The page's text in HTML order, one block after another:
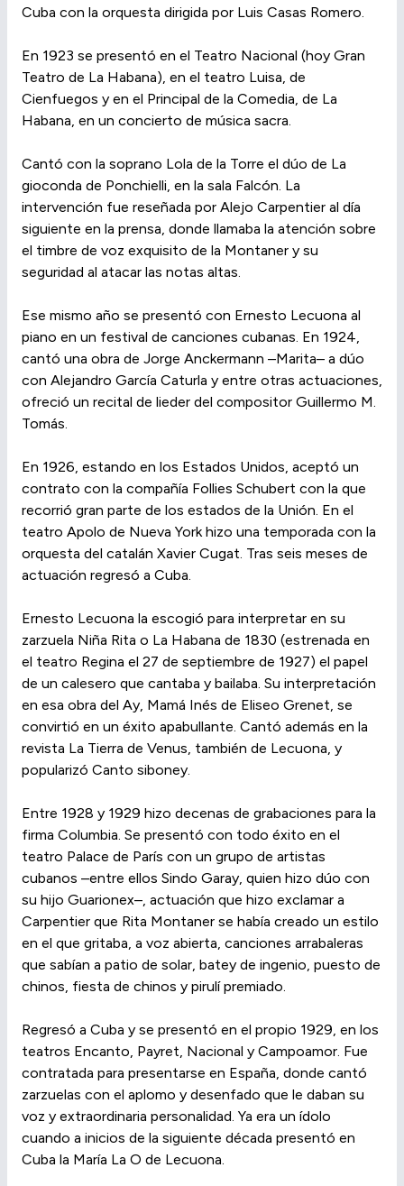
Cuba con la orquesta dirigida por Luis Casas Romero.
En 1923 se presentó en el Teatro Nacional (hoy Gran
Teatro de La Habana), en el teatro Luisa, de
Cienfuegos y en el Principal de la Comedia, de La
Habana, en un concierto de música sacra.
Cantó con la soprano Lola de la Torre el dúo de La
gioconda de Ponchielli, en la sala Falcón. La
intervención fue reseñada por Alejo Carpentier al día
siguiente en la prensa, donde llamaba la atención sobre
el timbre de voz exquisito de la Montaner y su
seguridad al atacar las notas altas.
Ese mismo año se presentó con Ernesto Lecuona al
piano en un festival de canciones cubanas. En 1924,
cantó una obra de Jorge Anckermann –Marita– a dúo
con Alejandro García Caturla y entre otras actuaciones,
ofreció un recital de lieder del compositor Guillermo M.
Tomás.
En 1926, estando en los Estados Unidos, aceptó un
contrato con la compañía Follies Schubert con la que
recorrió gran parte de los estados de la Unión. En el
teatro Apolo de Nueva York hizo una temporada con la
orquesta del catalán Xavier Cugat. Tras seis meses de
actuación regresó a Cuba.
Ernesto Lecuona la escogió para interpretar en su
zarzuela Niña Rita o La Habana de 1830 (estrenada en
el teatro Regina el 27 de septiembre de 1927) el papel
de un calesero que cantaba y bailaba. Su interpretación
en esa obra del Ay, Mamá Inés de Eliseo Grenet, se
convirtió en un éxito apabullante. Cantó además en la
revista La Tierra de Venus, también de Lecuona, y
popularizó Canto siboney.
Entre 1928 y 1929 hizo decenas de grabaciones para la
firma Columbia. Se presentó con todo éxito en el
teatro Palace de París con un grupo de artistas
cubanos –entre ellos Sindo Garay, quien hizo dúo con
su hijo Guarionex–, actuación que hizo exclamar a
Carpentier que Rita Montaner se había creado un estilo
en el que gritaba, a voz abierta, canciones arrabaleras
que sabían a patio de solar, batey de ingenio, puesto de
chinos, fiesta de chinos y pirulí premiado.
Regresó a Cuba y se presentó en el propio 1929, en los
teatros Encanto, Payret, Nacional y Campoamor. Fue
contratada para presentarse en España, donde cantó
zarzuelas con el aplomo y desenfado que le daban su
voz y extraordinaria personalidad. Ya era un ídolo
cuando a inicios de la siguiente década presentó en
Cuba la María La O de Lecuona.